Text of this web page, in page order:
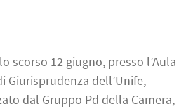
scorso 12 giugno, presso l’Aula
Giurisprudenza dell’Unife,
dal Gruppo Pd della Camera,